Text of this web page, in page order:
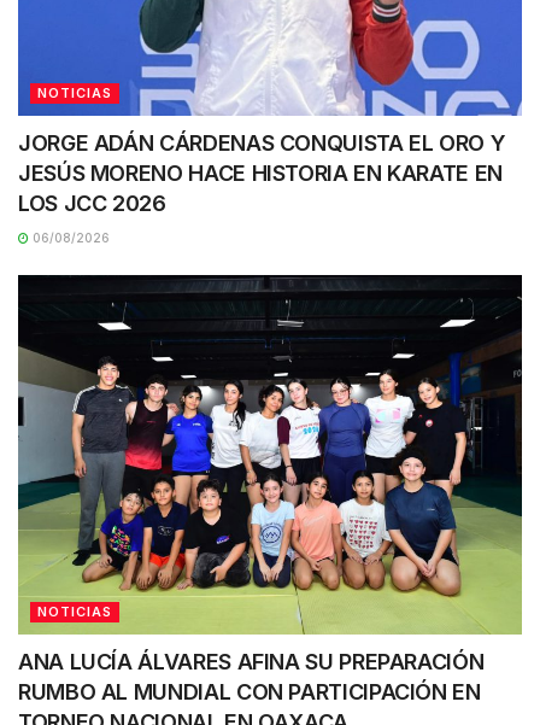
NOTICIAS
JORGE ADÁN CÁRDENAS CONQUISTA EL ORO Y
JESÚS MORENO HACE HISTORIA EN KARATE EN
LOS JCC 2026
06/08/2026
NOTICIAS
ANA LUCÍA ÁLVARES AFINA SU PREPARACIÓN
RUMBO AL MUNDIAL CON PARTICIPACIÓN EN